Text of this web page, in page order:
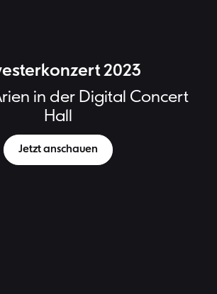
2023
in der Digital Concert
Hall
Jetzt anschauen